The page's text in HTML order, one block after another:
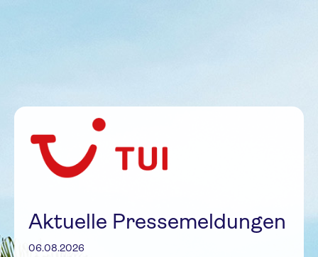
Aktuelle Pressemeldungen
06.08.2026